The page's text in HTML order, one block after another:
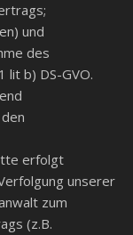
und
des
lit b) DS-GVO.
erfolgt
unserer
zum
(z.B.